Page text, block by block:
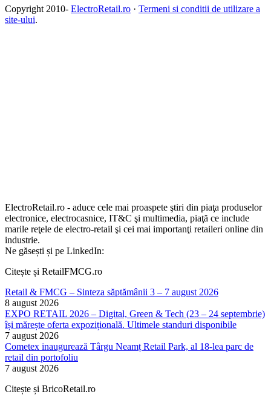
Copyright 2010- ElectroRetail.ro · Termeni si conditii de utilizare a
site-ului.
ElectroRetail.ro - aduce cele mai proaspete ştiri din piaţa produselor
electronice, electrocasnice, IT&C şi multimedia, piaţă ce include
marile reţele de electro-retail şi cei mai importanţi retaileri online din
industrie.
Ne găsești și pe LinkedIn:
Citește și RetailFMCG.ro
Retail & FMCG – Sinteza săptămânii 3 – 7 august 2026
8 august 2026
EXPO RETAIL 2026 – Digital, Green & Tech (23 – 24 septembrie)
își mărește oferta expozițională. Ultimele standuri disponibile
7 august 2026
Cometex inaugurează Târgu Neamț Retail Park, al 18-lea parc de
retail din portofoliu
7 august 2026
Citește și BricoRetail.ro